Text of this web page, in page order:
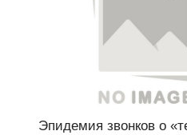
Эпидемия звонков о